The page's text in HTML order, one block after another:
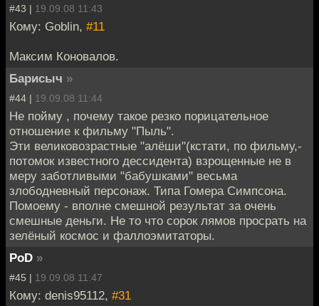
#43 | 19.09.08 11:43
Кому: Goblin, #11
Максим Коновалов.
Барисыч »
#44 | 19.09.08 11:44
Не пойму , почему такое резко порицательное
отношение к фильму "Пыль".
Эти великовозрастные "алёши"(кстати, по фильму,-
потомок известного дессидента) взрощенные не в
меру заботливыми "бабушками" весьма
злободневный персонаж. Типа Гомера Симпсона.
Помоему - вполне смешной результат за очень
смешные деньги. Не то что сорок лямов просрать на
зелёный космос и фаллоэмитаторы.
PoD »
#45 | 19.09.08 11:47
Кому: denis95112, #31